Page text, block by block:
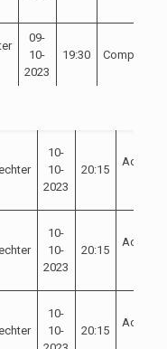
09-
10-
2023
19:30 Competitie
10-
10-
2023
20:15
10-
10-
2023
20:15
10-
10-
20:15